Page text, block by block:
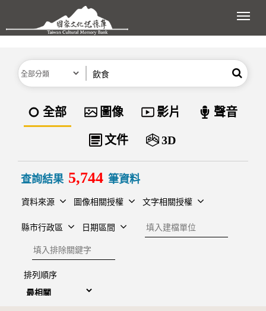
跳到主要內容區塊
展
分類 搜尋
資料類型
全部 圖像 影片 聲音
文件 3D
查詢結果 5,744 筆資料
資料來源 圖像相關授權 文字相關授權
縣市行政區 日期區間
建檔單位
排除關鍵字
排列順序